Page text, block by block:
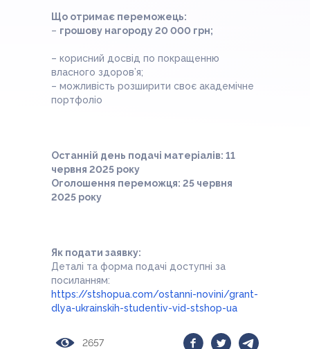
Що отримає переможець:
– грошову нагороду 20 000 грн;
– корисний досвід по покращенню
власного здоров’я;
– можливість розширити своє академічне
портфоліо
Останній день подачі матеріалів: 11
червня 2025 року
Оголошення переможця: 25 червня
2025 року
Як подати заявку:
Деталі та форма подачі доступні за
посиланням:
https://stshopua.com/ostanni-novini/grant-
dlya-ukrainskih-studentiv-vid-stshop-ua
2657